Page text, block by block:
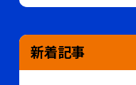
新着記事